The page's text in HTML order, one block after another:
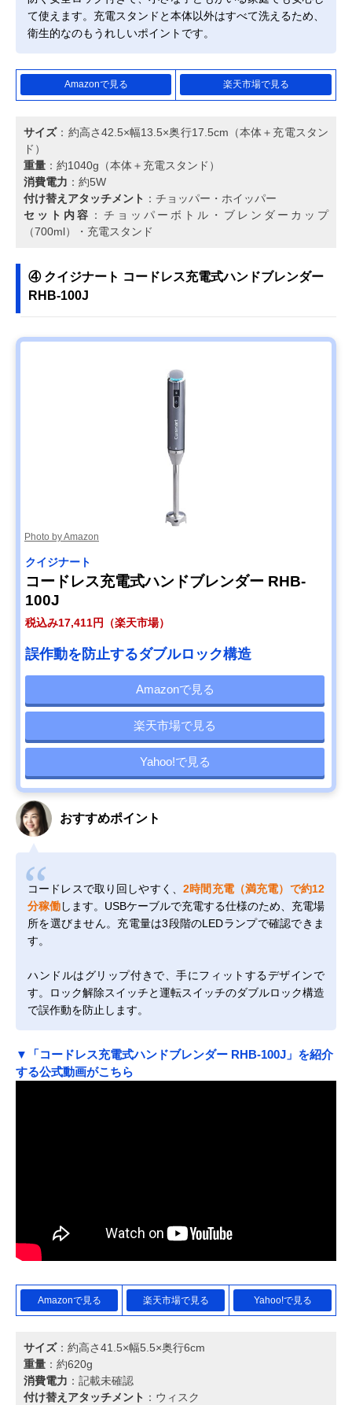
て使えます。充電スタンドと本体以外はすべて洗えるため、
衛生的なのもうれしいポイントです。
Amazonで見る 楽天市場で見る
サイズ：約高さ42.5×幅13.5×奥行17.5cm（本体＋充電スタン
ド）
重量 ：約1040g（本体＋充電スタンド）
消費電力 ：約5W
付け替えアタッチメント ：チョッパー・ホイッパー
セット内容 ：チョッパーボトル・ブレンダーカップ
（700ml）・充電スタンド
④ クイジナート コードレス充電式ハンドブレンダー
RHB-100J
Photo by Amazon
クイジナート
コードレス充電式ハンドブレンダー RHB-
100J
税込み17,411円（楽天市場）
誤作動を防止するダブルロック構造
Amazonで見る
楽天市場で見る
Yahoo!で見る
おすすめポイント
コードレスで取り回しやすく、2時間充電（満充電）で約12
分稼働します。USBケーブルで充電する仕様のため、充電場
所を選びません。充電量は3段階のLEDランプで確認できま
す。
ハンドルはグリップ付きで、手にフィットするデザインで
す。ロック解除スイッチと運転スイッチのダブルロック構造
で誤作動を防止します。
▼「コードレス充電式ハンドブレンダー RHB-100J」を紹介
する公式動画がこちら
Amazonで見る 楽天市場で見る Yahoo!で見る
サイズ：約高さ41.5×幅5.5×奥行6cm
重量 ：約620g
消費電力 ：記載未確認
付け替えアタッチメント ：ウィスク